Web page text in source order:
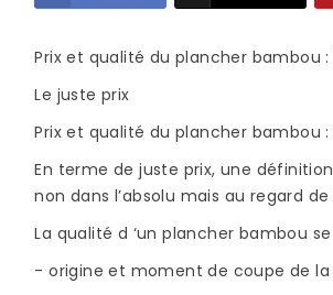
Prix et qualité du plancher bambou
Le juste prix
Prix et qualité du plancher bambou
En terme de juste prix, une
non dans l’absolu mais au regard
La qualité d ‘un plancher bambou
- origine et moment de coupe de